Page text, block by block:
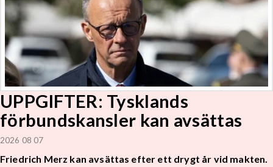
UPPGIFTER: Tysklands
förbundskansler kan avsättas
2026 08 07
Friedrich Merz kan avsättas efter ett drygt år vid makten.